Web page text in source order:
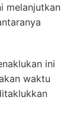
melanjutkan
ini
waktu